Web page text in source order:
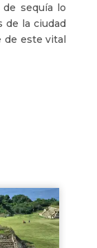
sequía lo
de la ciudad
de este vital